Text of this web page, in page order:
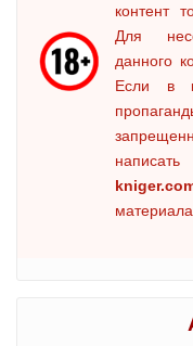
контент
Для
данного
Если в
материала